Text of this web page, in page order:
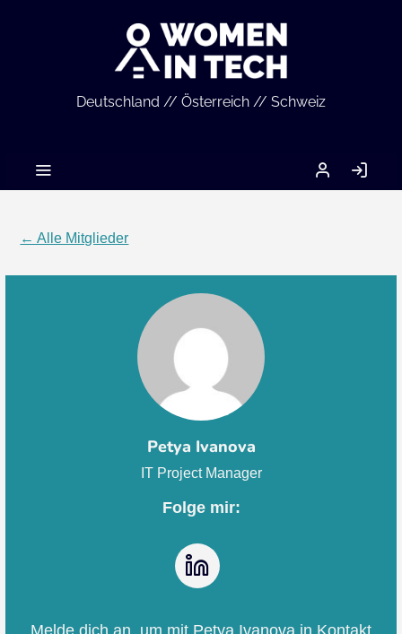
Deutschland // Österreich // Schweiz
MEIN
ACCOUNT
← Alle Mitglieder
Petya Ivanova
IT Project Manager
Folge mir: